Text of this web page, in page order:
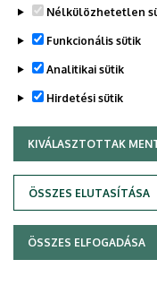
Adatvédelem
Nélkülözhetetlen
Funkcionális sütik
Analitikai sütik
Hirdetési sütik
KIVÁLASZTOTTAK
ÖSSZES ELUTASÍTÁSA
WITHDRAW CONSENT
ÖSSZES ELFOGADÁSA